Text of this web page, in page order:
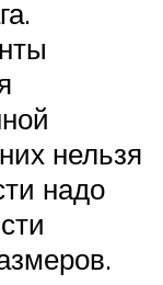
нельзя
надо